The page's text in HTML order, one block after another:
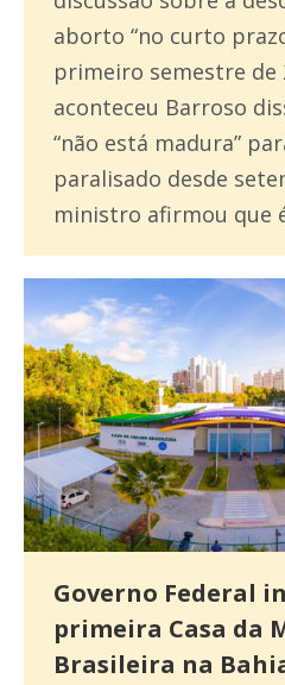
aborto “no curto
primeiro semestre de
aconteceu Barroso
“não está madura”
paralisado desde
ministro afirmou que
Governo Federal
primeira Casa da
Brasileira na